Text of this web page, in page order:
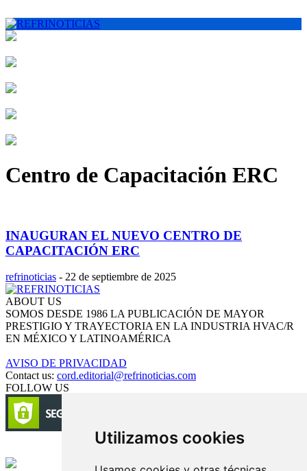
Utilizamos cookies
Centro de Capacitación ERC
INAUGURAN EL NUEVO CENTRO DE
CAPACITACIÓN ERC
refrinoticias - 22 de septiembre de 2025
ABOUT US
SOMOS DESDE 1986 LA PUBLICACIÓN DE MAYOR
PRESTIGIO Y TRAYECTORIA EN LA INDUSTRIA HVAC/R
EN MÉXICO Y LATINOAMÉRICA
AVISO DE PRIVACIDAD
Contact us: cord.editorial@refrinoticias.com
FOLLOW US